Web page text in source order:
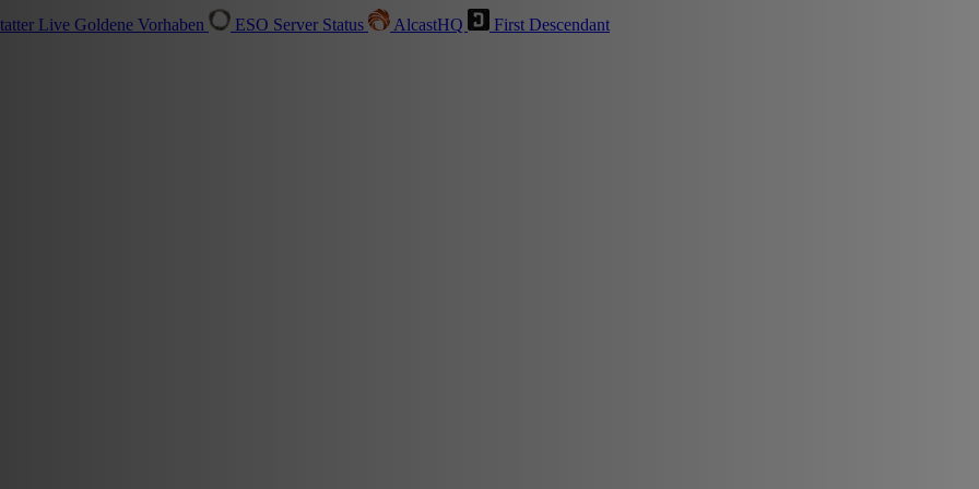
Live Goldene Vorhaben ESO Server Status AlcastHQ First Descendant